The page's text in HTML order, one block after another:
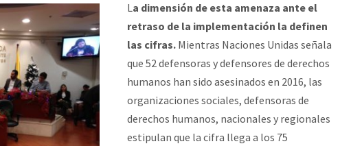
La dimensión de esta amenaza ante el
retraso de la implementación la definen
las cifras. Mientras Naciones Unidas señala
que 52 defensoras y defensores de derechos
humanos han sido asesinados en 2016, las
organizaciones sociales, defensoras de
derechos humanos, nacionales y regionales
estipulan que la cifra llega a los 75